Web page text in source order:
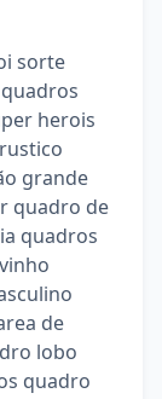
sorte
herois
grande
quadro de
quadros
de
lobo
quadro